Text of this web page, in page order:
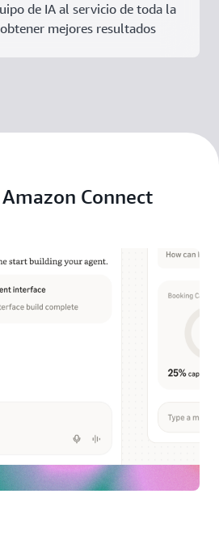
de IA al servicio de toda la
mejores resultados
Connect